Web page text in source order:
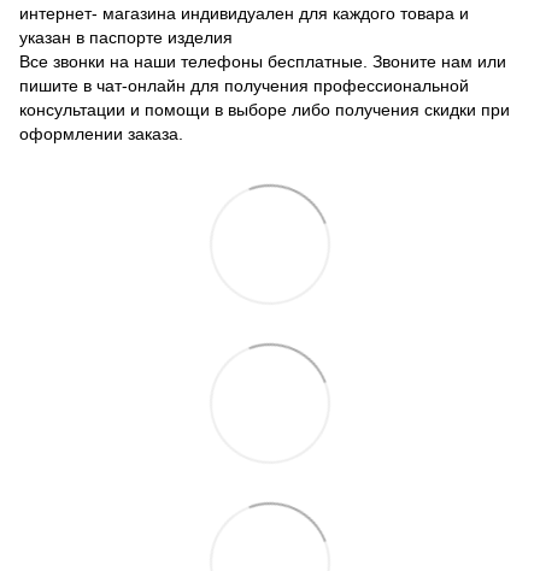
интернет- магазина индивидуален для каждого товара и
указан в паспорте изделия
Все звонки на наши телефоны бесплатные. Звоните нам или
пишите в чат-онлайн для получения профессиональной
консультации и помощи в выборе либо получения скидки при
оформлении заказа.